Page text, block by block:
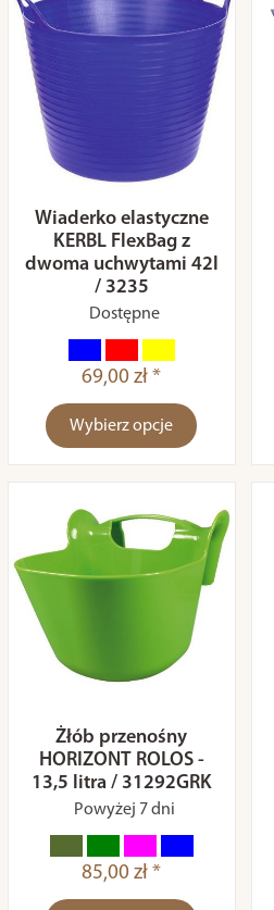
Wiaderko elastyczne
KERBL FlexBag z
dwoma uchwytami 42l
/ 3235
Dostępne
69,00 zł *
Wybierz opcje
Żłób przenośny
HORIZONT ROLOS -
13,5 litra / 31292GRK
Powyżej 7 dni
85,00 zł *